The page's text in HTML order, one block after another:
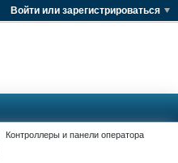
Войти или зарегистрироваться
Контроллеры и панели оператора